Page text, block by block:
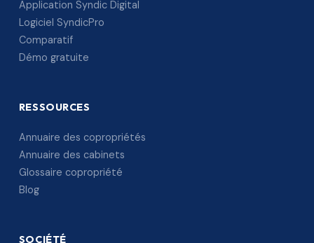
Application Syndic Digital
Logiciel SyndicPro
Comparatif
Démo gratuite
RESSOURCES
Annuaire des copropriétés
Annuaire des cabinets
Glossaire copropriété
Blog
SOCIÉTÉ